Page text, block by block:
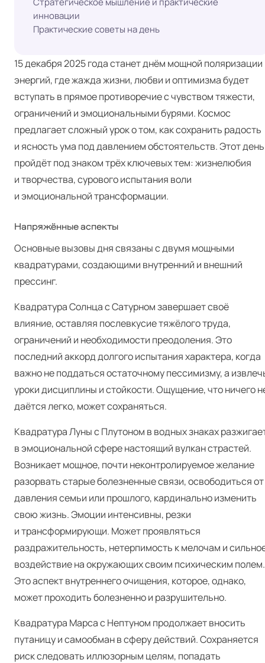
инновации
Практические советы на день
15 декабря 2025 года станет днём мощной поляризации
энергий, где жажда жизни, любви и оптимизма будет
вступать в прямое противоречие с чувством тяжести,
ограничений и эмоциональными бурями. Космос
предлагает сложный урок о том, как сохранить радость
и ясность ума под давлением обстоятельств. Этот день
пройдёт под знаком трёх ключевых тем: жизнелюбия
и творчества, сурового испытания воли
и эмоциональной трансформации.
Напряжённые аспекты
Основные вызовы дня связаны с двумя мощными
квадратурами, создающими внутренний и внешний
прессинг.
Квадратура Солнца с Сатурном завершает своё
влияние, оставляя послевкусие тяжёлого труда,
ограничений и необходимости преодоления. Это
последний аккорд долгого испытания характера, когда
важно не поддаться остаточному пессимизму, а
уроки дисциплины и стойкости. Ощущение, что ничего
даётся легко, может сохраняться.
Квадратура Луны с Плутоном в водных знаках
в эмоциональной сфере настоящий вулкан страстей.
Возникает мощное, почти неконтролируемое желание
разорвать старые болезненные связи, освободиться от
давления семьи или прошлого, кардинально изменить
свою жизнь. Эмоции интенсивны, резки
и трансформирующи. Может проявляться
раздражительность, нетерпимость к мелочам и
воздействие на окружающих своим психическим полем.
Это аспект внутреннего очищения, которое, однако,
может проходить болезненно и разрушительно.
Квадратура Марса с Нептуном продолжает вносить
путаницу и самообман в сферу действий. Сохраняется
риск следовать иллюзорным целям, попадать